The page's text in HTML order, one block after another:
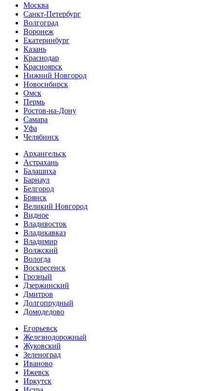
Москва
Санкт-Петербург
Волгоград
Воронеж
Екатеринбург
Казань
Краснодар
Красноярск
Нижний Новгород
Новосибирск
Омск
Пермь
Ростов-на-Дону
Самара
Уфа
Челябинск
Архангельск
Астрахань
Балашиха
Барнаул
Белгород
Брянск
Великий Новгород
Видное
Владивосток
Владикавказ
Владимир
Волжский
Вологда
Воскресенск
Грозный
Дзержинский
Дмитров
Долгопрудный
Домодедово
Егорьевск
Железнодорожный
Жуковский
Зеленоград
Иваново
Ижевск
Иркутск